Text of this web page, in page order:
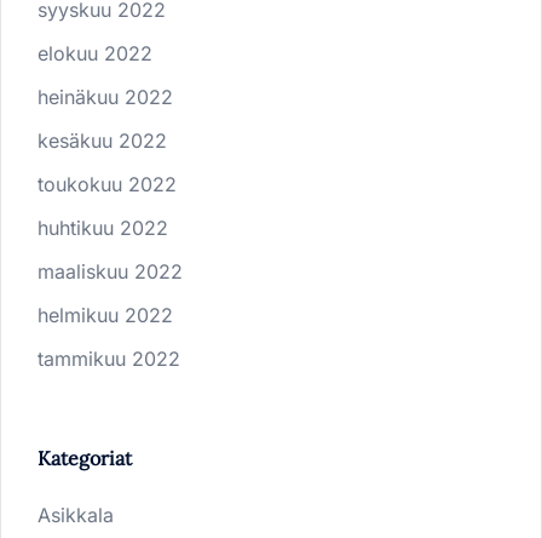
syyskuu 2022
elokuu 2022
heinäkuu 2022
kesäkuu 2022
toukokuu 2022
huhtikuu 2022
maaliskuu 2022
helmikuu 2022
tammikuu 2022
Kategoriat
Asikkala